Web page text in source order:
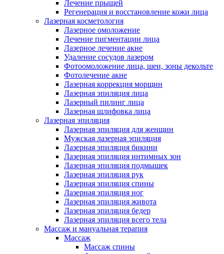
Лечение прыщей
Регенерация и восстановление кожи лица
Лазерная косметология
Лазерное омоложение
Лечение пигментации лица
Лазерное лечение акне
Удаление сосудов лазером
Фотоомоложение лица, шеи, зоны декольте
Фотолечение акне
Лазерная коррекция морщин
Лазерная эпиляция лица
Лазерный пилинг лица
Лазерная шлифовка лица
Лазерная эпиляция
Лазерная эпиляция для женщин
Мужская лазерная эпиляция
Лазерная эпиляция бикини
Лазерная эпиляция интимных зон
Лазерная эпиляция подмышек
Лазерная эпиляция рук
Лазерная эпиляция спины
Лазерная эпиляция ног
Лазерная эпиляция живота
Лазерная эпиляция бедер
Лазерная эпиляция всего тела
Массаж и мануальная терапия
Массаж
Массаж спины